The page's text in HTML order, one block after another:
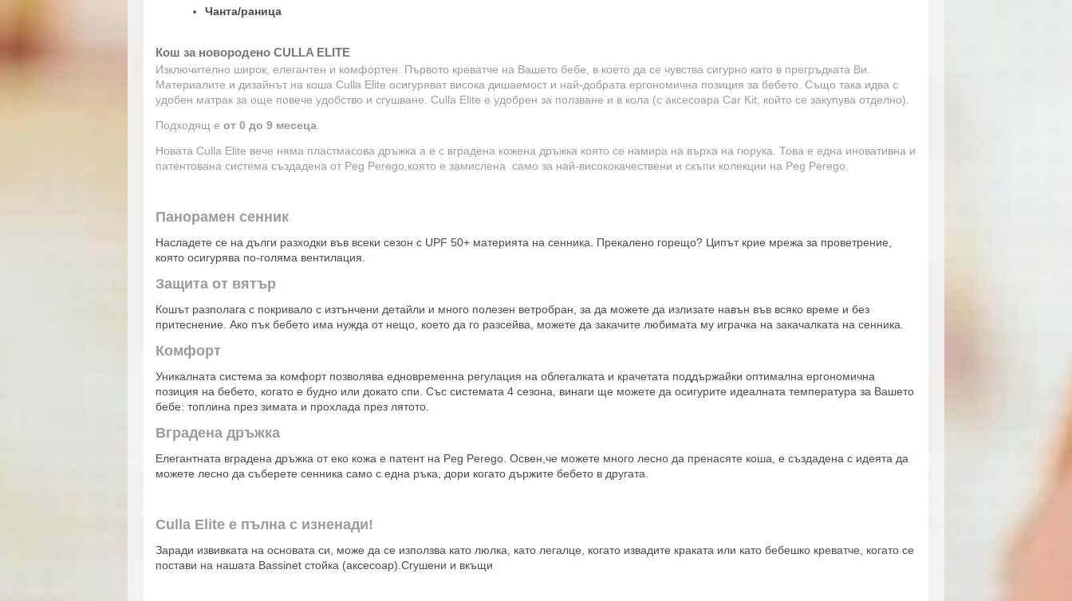
Чанта/раница
Кош за новородено CULLA ELITE
Изключително широк, елегантен и комфортен. Първото креватче на Вашето бебе, в което да се чувства сигурно като в прегръдката Ви.
Материалите и дизайнът на коша Culla Elite осигуряват висока дишаемост и най-добрата ергономична позиция за бебето. Също така идва с
удобен матрак за още повече удобство и сгушване. Culla Elite е удобрен за ползване и в кола (с аксесоара Car Kit, който се закупува отделно).
Подходящ е от 0 до 9 месеца
Новата Culla Elite вече няма пластмасова дръжка а е с вградена кожена дръжка която се намира на върха на гюрука. Това е една иновативна и
патентована система създадена от Peg Perego,която е замислена само за най-висококачествени и скъпи колекции на Peg Perego.
Панорамен сенник
Насладете се на дълги разходки във всеки сезон с UPF 50+ материята на сенника. Прекалено горещо? Ципът крие мрежа за проветрение,
която осигурява по-голяма вентилация.
Защита от вятър
Кошът разполага с покривало с изтънчени детайли и много полезен ветробран, за да можете да излизате навън във всяко време и без
притеснение. Ако пък бебето има нужда от нещо, което да го разсейва, можете да закачите любимата му играчка на закачалката на сенника.
Комфорт
Уникалната система за комфорт позволява едновременна регулация на облегалката и крачетата поддържайки оптимална ергономична
позиция на бебето, когато е будно или докато спи. Със системата 4 сезона, винаги ще можете да осигурите идеалната температура за Вашето
бебе: топлина през зимата и прохлада през лятото.
Вградена дръжка
Елегантната вградена дръжка от еко кожа е патент на Peg Perego. Освен,че можете много лесно да пренасяте коша, е създадена с идеята да
можете лесно да съберете сенника само с една ръка, дори когато държите бебето в другата.
Culla Elite е пълна с изненади!
Заради извивката на основата си, може да се използва като люлка, като легалце, когато извадите краката или като бебешко креватче, когато се
постави на нашата Bassinet стойка (аксесоар).Сгушени и вкъщи